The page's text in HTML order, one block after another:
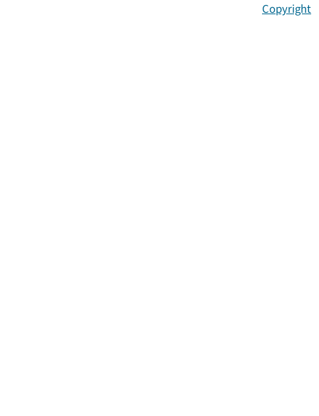
Copyright